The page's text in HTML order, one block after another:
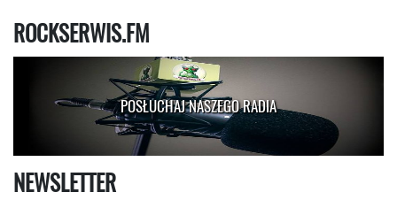
ROCKSERWIS.FM
POSŁUCHAJ NASZEGO RADIA
NEWSLETTER